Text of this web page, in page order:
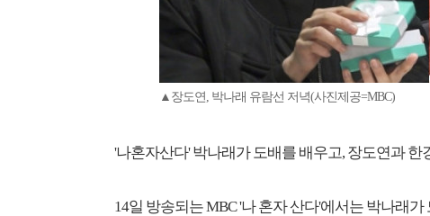
▲장도연, 박나래 유람선 저녁(사진제공=MBC)
'나혼자산다' 박나래가 도배를 배우고, 장도연과
14일 방송되는 MBC '나 혼자 산다'에서는 박나래